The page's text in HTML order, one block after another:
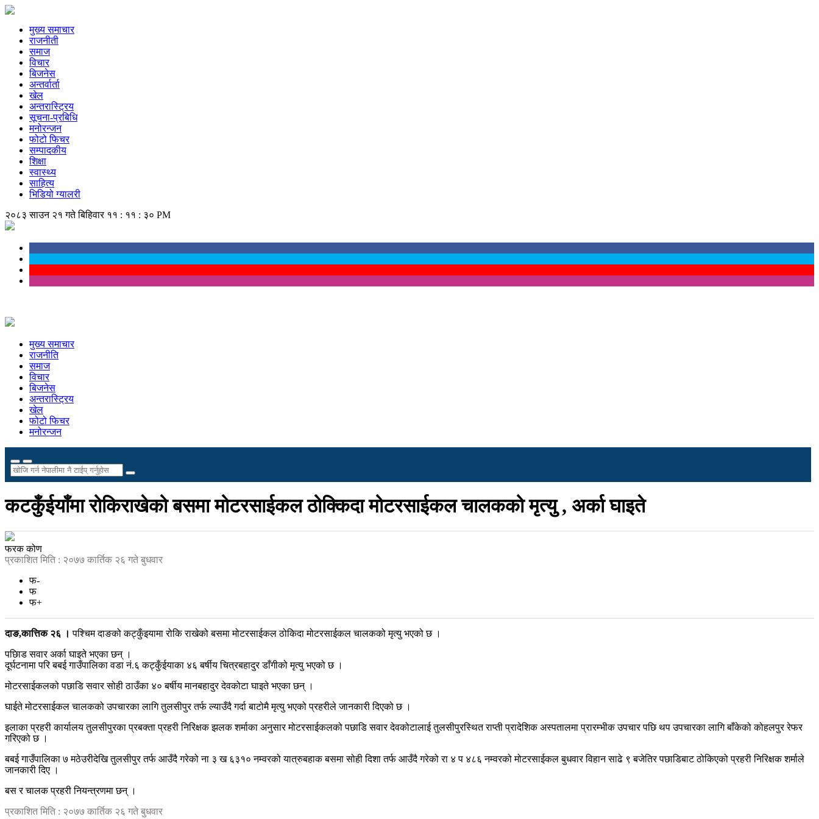
मुख्य समाचार
राजनीती
समाज
विचार
बिजनेस
अन्तर्वार्ता
खेल
अन्तरास्ट्रिय
सूचना-प्रबिधि
मनोरन्जन
फोटो फिचर
सम्पादकीय
शिक्षा
स्वास्थ्य
साहित्य
भिडियो ग्यालरी
२०८३ साउन २१ गते बिहिवार ११ : ११ : ३१ PM
मुख्य समाचार
राजनीति
समाज
विचार
बिजनेस
अन्तरास्ट्रिय
खेल
फोटो फिचर
मनोरन्जन
कटकुँईयाँमा रोकिराखेको बसमा मोटरसाईकल ठोक्किदा मोटरसाईकल चालकको मृत्यु , अर्का घाइते
फरक कोण
प्रकाशित मिति : २०७७ कार्तिक २६ गते बुधवार
फ-
फ
फ+
दाङ,कात्तिक २६ । पश्चिम दाङको कट्कुँइयामा रोकि राखेको बसमा मोटरसाईकल ठोकिदा मोटरसाईकल चालकको मृत्यु भएको छ ।
पछिाड सवार अर्का घाइते भएका छन् ।
दूर्घटनामा परि बबई गाउँपालिका वडा नं.६ कट्कुँईयाका ४६ बर्षीय चित्रबहादुर डाँगीको मृत्यु भएको छ ।
मोटरसाईकलको पछाडि सवार सोही ठाउँका ४० बर्षीय मानबहादुर देवकोटा घाइते भएका छन् ।
घाईते मोटरसाईकल चालकको उपचारका लागि तुलसीपुर तर्फ ल्याउँदै गर्दा बाटोमै मृत्यु भएको प्रहरीले जानकारी दिएको छ ।
इलाका प्रहरी कार्यालय तुलसीपुरका प्रबक्ता प्रहरी निरिक्षक झलक शर्माका अनुसार मोटरसाईकलको पछाडि सवार देवकोटालाई तुलसीपुरस्थित राप्ती प्रादेशिक अस्पतालमा प्रारम्भीक उपचार पछि थप उपचारका लागि बाँकेको कोहलपुर रेफर
गरिएको छ ।
बबई गाउँपालिका ७ मठेउरीदेखि तुलसीपुर तर्फ आउँदै गरेको ना ३ ख ६३१० नम्वरको यात्रुबहाक बसमा सोही दिशा तर्फ आउँदै गरेको रा ४ प ४८६ नम्वरको मोटरसाईकल बुधवार विहान साढे ९ बजेतिर पछाडिबाट ठोकिएको प्रहरी निरिक्षक शर्माले
जानकारी दिए ।
बस र चालक प्रहरी नियन्त्रणमा छन् ।
प्रकाशित मिति : २०७७ कार्तिक २६ गते बुधवार